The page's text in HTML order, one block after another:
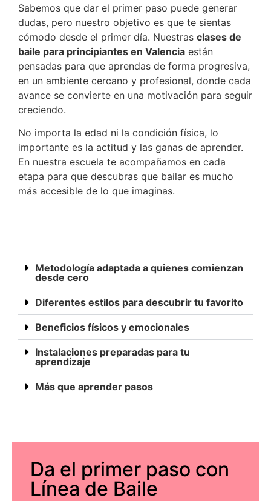
Sabemos que dar el primer paso puede generar
dudas, pero nuestro objetivo es que te sientas
cómodo desde el primer día. Nuestras clases de
baile para principiantes en Valencia están
pensadas para que aprendas de forma progresiva,
en un ambiente cercano y profesional, donde cada
avance se convierte en una motivación para seguir
creciendo.
No importa la edad ni la condición física, lo
importante es la actitud y las ganas de aprender.
En nuestra escuela te acompañamos en cada
etapa para que descubras que bailar es mucho
más accesible de lo que imaginas.
Metodología adaptada a quienes comienzan
desde cero
Diferentes estilos para descubrir tu favorito
Beneficios físicos y emocionales
Instalaciones preparadas para tu
aprendizaje
Más que aprender pasos
Da el primer paso con
Línea de Baile